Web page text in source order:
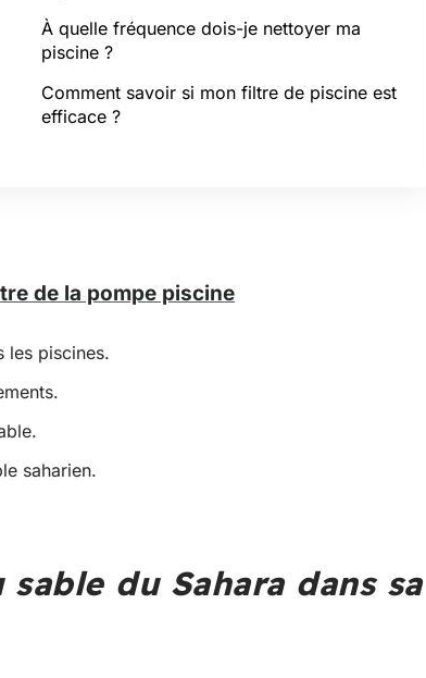
À quelle fréquence dois-je nettoyer ma
piscine ?
Comment savoir si mon filtre de piscine est
efficace ?
de la pompe piscine
les piscines.
saharien.
du Sahara dans sa